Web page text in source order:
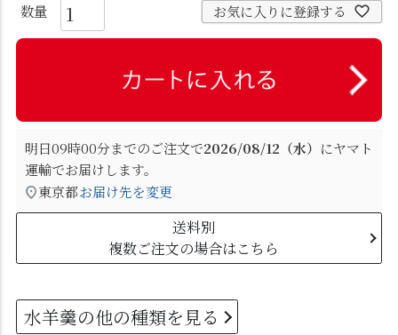
お気に入りに登録する
明日09時00分までのご注文で2026/08/12（水） にヤマト
運輸でお届けします。
東京都お届け先を変更
送料別
複数ご注文の場合はこちら
水羊羹の他の種類を見る